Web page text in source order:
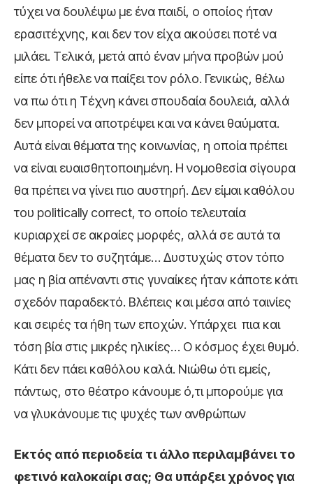
τύχει να δουλέψω με ένα παιδί, ο οποίος ήταν
ερασιτέχνης, και δεν τον είχα ακούσει ποτέ να
μιλάει. Τελικά, μετά από έναν μήνα προβών μού
είπε ότι ήθελε να παίξει τον ρόλο. Γενικώς, θέλω
να πω ότι η Τέχνη κάνει σπουδαία δουλειά, αλλά
δεν μπορεί να αποτρέψει και να κάνει θαύματα.
Αυτά είναι θέματα της κοινωνίας, η οποία πρέπει
να είναι ευαισθητοποιημένη. Η νομοθεσία σίγουρα
θα πρέπει να γίνει πιο αυστηρή. Δεν είμαι καθόλου
του politically correct, το οποίο τελευταία
κυριαρχεί σε ακραίες μορφές, αλλά σε αυτά τα
θέματα δεν το συζητάμε… Δυστυχώς στον τόπο
μας η βία απέναντι στις γυναίκες ήταν κάποτε κάτι
σχεδόν παραδεκτό. Βλέπεις και μέσα από ταινίες
και σειρές τα ήθη των εποχών. Υπάρχει πια και
τόση βία στις μικρές ηλικίες… Ο κόσμος έχει θυμό.
Κάτι δεν πάει καθόλου καλά. Νιώθω ότι εμείς,
πάντως, στο θέατρο κάνουμε ό,τι μπορούμε για
να γλυκάνουμε τις ψυχές των ανθρώπων
Εκτός από περιοδεία τι άλλο περιλαμβάνει το
φετινό καλοκαίρι σας; Θα υπάρξει χρόνος για